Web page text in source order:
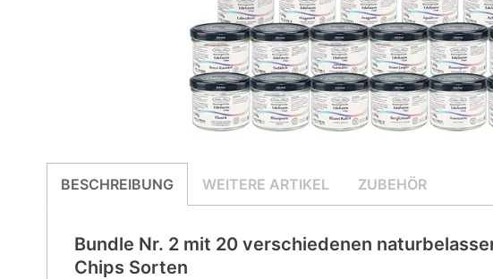
BESCHREIBUNG WEITERE ARTIKEL ZUBEHÖR
Bundle Nr. 2 mit 20 verschiedenen
Chips Sorten